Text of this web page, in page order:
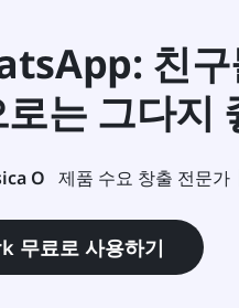
친구
는 그다지
O 제품 수요 창출 전문가
무료로 사용하기